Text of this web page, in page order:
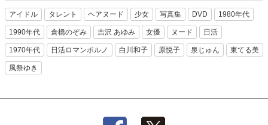
アイドル タレント ヘアヌード 少女 写真集 DVD 1980年代
1990年代 倉橋のぞみ 吉沢 あゆみ 女優 ヌード 日活
1970年代 日活ロマンポルノ 白川和子 原悦子 泉じゅん 東てる美
風祭ゆき